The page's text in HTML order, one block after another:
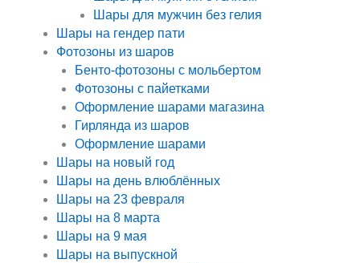
Шары для мужчин без гелия
Шары на гендер пати
Фотозоны из шаров
Бенто-фотозоны с мольбертом
Фотозоны с пайетками
Оформление шарами магазина
Гирлянда из шаров
Оформление шарами
Шары на новый год
Шары на день влюблённых
Шары на 23 февраля
Шары на 8 марта
Шары на 9 мая
Шары на выпускной